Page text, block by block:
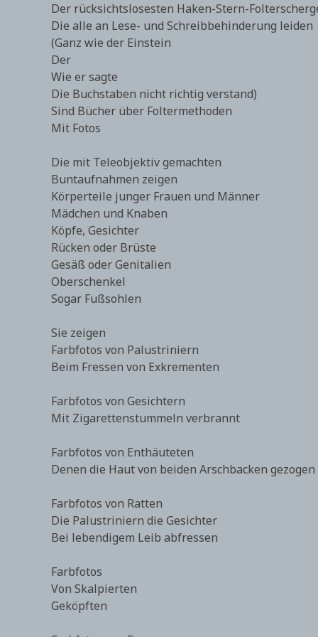
Der rücksichtslosesten Haken-Stern-
Die alle an Lese- und Schreibbehinderung leiden
(Ganz wie der Einstein
Der
Wie er sagte
Die Buchstaben nicht richtig verstand)
Sind Bücher über Foltermethoden
Mit Fotos
Die mit Teleobjektiv gemachten
Buntaufnahmen zeigen
Körperteile junger Frauen und Männer
Mädchen und Knaben
Köpfe, Gesichter
Rücken oder Brüste
Gesäß oder Genitalien
Oberschenkel
Sogar Fußsohlen
Sie zeigen
Farbfotos von Palustriniern
Beim Fressen von Exkrementen
Farbfotos von Gesichtern
Mit Zigarettenstummeln verbrannt
Farbfotos von Enthäuteten
Denen die Haut von beiden Arschbacken
Farbfotos von Ratten
Die Palustriniern die Gesichter
Bei lebendigem Leib abfressen
Farbfotos
Von Skalpierten
Geköpften